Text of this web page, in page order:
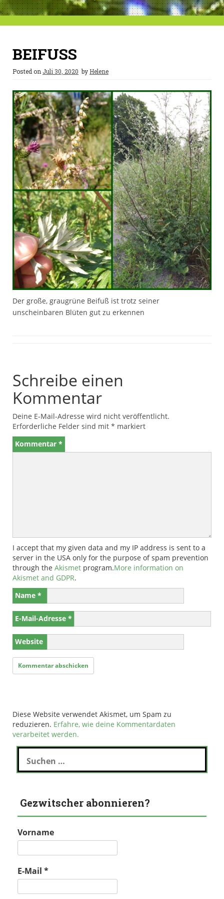
BEIFUSS
Posted on Juli 30, 2020 by Helene
Der große, graugrüne Beifuß ist trotz seiner
unscheinbaren Blüten gut zu erkennen
Schreibe einen
Kommentar
Deine E-Mail-Adresse wird nicht veröffentlicht.
Erforderliche Felder sind mit * markiert
Kommentar *
I accept that my given data and my IP address is sent to a
server in the USA only for the purpose of spam prevention
through the Akismet program.More information on
Akismet and GDPR.
Name *
E-Mail-Adresse *
Website
Diese Website verwendet Akismet, um Spam zu
reduzieren. Erfahre, wie deine Kommentardaten
verarbeitet werden.
Suchen
nach:
Gezwitscher abonnieren?
Vorname
E-Mail *